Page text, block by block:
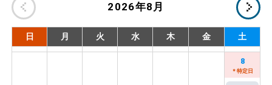
2026年8月
日 月 火 水 木 金 土
8
＊特定日